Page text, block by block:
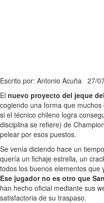
Escrito por: Antonio Acuña 27/
El nuevo proyecto del jeque
cogiendo una forma que
si el técnico chileno logra
disciplina se refiere) de
pelear por esos puestos.
Se venía diciendo hace un
quería un fichaje estrella, un
todos los buenos elementos que
Ese jugador no es otro que
han hecho oficial mediante sus
satisfactoria de su traspaso.